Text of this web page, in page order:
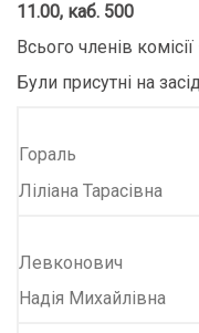
11.00, каб. 500
Всього членів комісії
Були присутні на
Гораль
Ліліана Тарасівна
Левконович
Надія Михайлівна